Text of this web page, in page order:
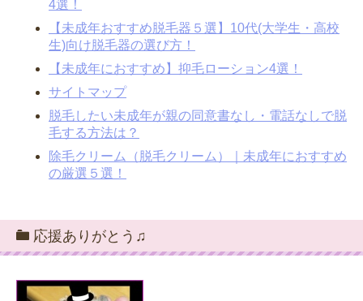
4選！
【未成年おすすめ脱毛器５選】10代(大学生・高校
生)向け脱毛器の選び方！
【未成年におすすめ】抑毛ローション4選！
サイトマップ
脱毛したい未成年が親の同意書なし・電話なしで脱
毛する方法は？
除毛クリーム（脱毛クリーム）｜未成年におすすめ
の厳選５選！
応援ありがとう♫